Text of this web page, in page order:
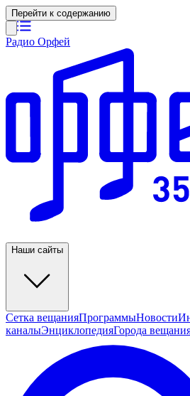
Перейти к содержанию
Радио Орфей
Наши сайты
Сетка вещанияПрограммыНовости
каналыЭнциклопедияГорода